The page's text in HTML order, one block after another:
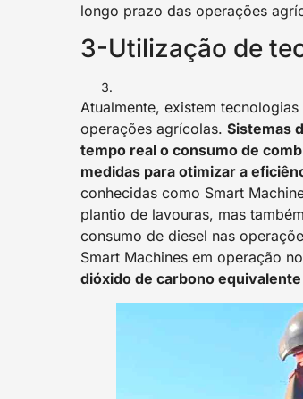
longo prazo das operações
3-Utilização de
Atualmente, existem
operações agrícolas. Sistemas
tempo real o consumo de
medidas para otimizar a
conhecidas como Smart
plantio de lavouras, mas
consumo de diesel nas
Smart Machines em operação
dióxido de carbono equivalente